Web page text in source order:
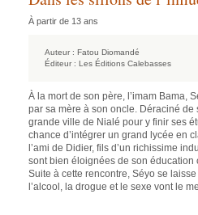
À partir de 13 ans
Auteur : Fatou Diomandé
Éditeur : Les Éditions Calebasses
À la mort de son père, l’imam Bama,
par sa mère à son oncle. Déraciné
grande ville de Nialé pour y finir ses
chance d’intégrer un grand lycée en
l’ami de Didier, fils d’un richissime
sont bien éloignées de son éducation
Suite à cette rencontre, Séyo se
l’alcool, la drogue et le sexe vont le